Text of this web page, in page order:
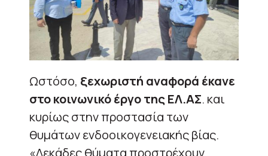
Ωστόσο, ξεχωριστή αναφορά έκανε
στο κοινωνικό έργο της ΕΛ.ΑΣ. και
κυρίως στην προστασία των
θυμάτων ενδοοικογενειακής βίας.
«Δεκάδες θύματα προστρέχουν